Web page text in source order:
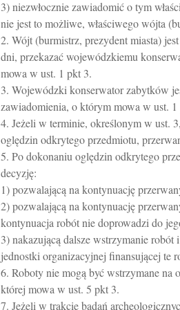
3) niezwłocznie zawiadomić o tym
nie jest to możliwe, właściwego wójta
2. Wójt (burmistrz, prezydent miasta)
dni, przekazać wojewódzkiemu
mowa w ust. 1 pkt 3.
3. Wojewódzki konserwator zabytków
zawiadomienia, o którym mowa w ust.
4. Jeżeli w terminie, określonym w ust.
oględzin odkrytego przedmiotu,
5. Po dokonaniu oględzin odkrytego
decyzję:
1) pozwalającą na kontynuację
2) pozwalającą na kontynuację
kontynuacja robót nie doprowadzi do
3) nakazującą dalsze wstrzymanie
jednostki organizacyjnej finansującej te
6. Roboty nie mogą być wstrzymane na
której mowa w ust. 5 pkt 3.
7. Jeżeli w trakcie badań